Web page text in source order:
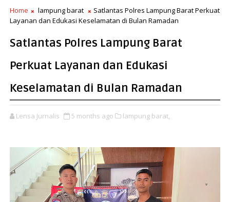
Home lampung barat
Satlantas Polres Lampung Barat Perkuat
Layanan dan Edukasi Keselamatan di Bulan Ramadan
Satlantas Polres Lampung Barat
Perkuat Layanan dan Edukasi
Keselamatan di Bulan Ramadan
Lensa Jurnalis 5 months ago lampung barat,